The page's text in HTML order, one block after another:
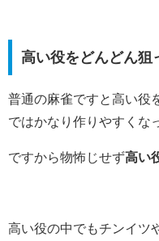
高い役をどんどん狙
普通の麻雀ですと高い役
ではかなり作りやすくな
ですから物怖じせず高い
高い役の中でもチンイツ